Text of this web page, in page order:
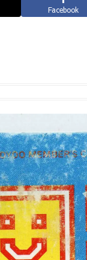
Facebook